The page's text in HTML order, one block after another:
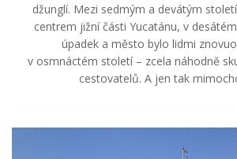
džunglí. Mezi sedmým a devátým
centrem jižní části Yucatánu, v
úpadek a město bylo lidmi
v osmnáctém století – zcela náhodně
cestovatelů. A jen tak